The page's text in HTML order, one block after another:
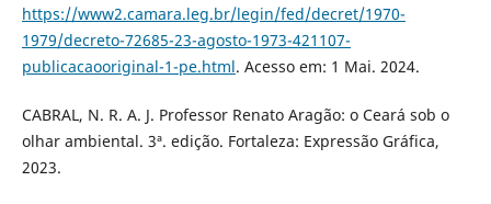
https://www2.camara.leg.br/legin/fed/decret/1970-
1979/decreto-72685-23-agosto-1973-421107-
publicacaooriginal-1-pe.html. Acesso em: 1 Mai. 2024.
CABRAL, N. R. A. J. Professor Renato Aragão: o Ceará sob o
olhar ambiental. 3ª. edição. Fortaleza: Expressão Gráfica,
2023.